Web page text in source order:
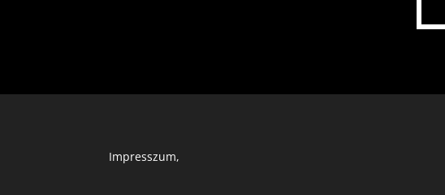
Impresszum,